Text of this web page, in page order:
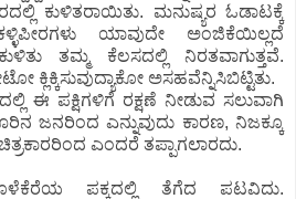
ಕುಳಿತರಾಯಿತು. ಮನುಷ್ಯರ ಓಡಾಟಕ್ಕೆ
ಯಾವುದೇ ಅಂಜಿಕೆಯಿಲ್ಲದೆ
ತಮ್ಮ ಕೆಲಸದಲ್ಲಿ ನಿರತವಾಗುತ್ತವೆ.
ಕ್ಲಿಕ್ಕಿಸುವುದ್ಯಾಕೋ ಅಸಹವೆನ್ನಿಸಿಬಿಟ್ಟಿತು.
ಈ ಪಕ್ಷಿಗಳಿಗೆ ರಕ್ಷಣೆ ನೀಡುವ ಸಲುವಾಗಿ
ಜನರಿಂದ ಎನ್ನುವುದು ಕಾರಣ, ನಿಜಕ್ಕೂ
ಎಂದರೆ ತಪ್ಪಾಗಲಾರದು.
ಪಕ್ಕದಲ್ಲಿ ತೆಗೆದ ಪಟವಿದು.